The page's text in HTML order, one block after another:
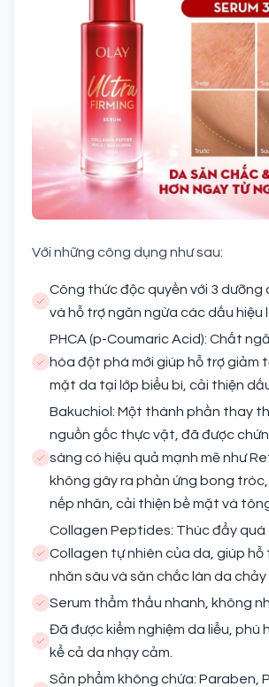
Với những công dụng như sau:
Công thức độc quyền với 3 dưỡng
và hỗ trợ ngăn ngừa các dấu hiệu
PHCA (p-Coumaric Acid): Chất
hóa đột phá mới giúp hỗ trợ giảm
mặt da tại lớp biểu bì, cải thiện
Bakuchiol: Một thành phần thay
nguồn gốc thực vật, đã được
sàng có hiệu quả mạnh mẽ như
không gây ra phản ứng bong
nếp nhăn, cải thiện bề mặt và
Collagen Peptides: Thúc đẩy quá
Collagen tự nhiên của da, giúp hỗ
nhăn sâu và săn chắc làn da chảy
Serum thẩm thấu nhanh, không
Đã được kiểm nghiệm da liễu, phù
kể cả da nhạy cảm.
Sản phẩm không chứa: Paraben,